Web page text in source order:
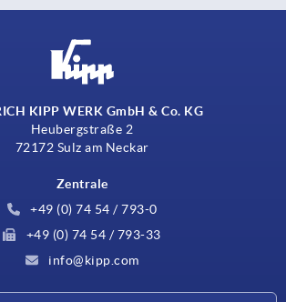
KIPP WERK GmbH & Co. KG
Heubergstraße 2
72172 Sulz am Neckar
Zentrale
+49 (0) 74 54 / 793-0
+49 (0) 74 54 / 793-33
info@kipp.com